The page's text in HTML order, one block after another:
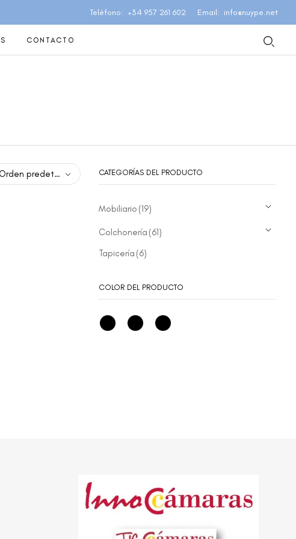
Teléfono +34 957 261 602 Email info@nuype.net
CONTACTO
CATEGORÍAS DEL PRODUCTO
Mobiliario (19)
Colchonería (61)
Tapicería (6)
COLOR DEL PRODUCTO
Orden predeterminado